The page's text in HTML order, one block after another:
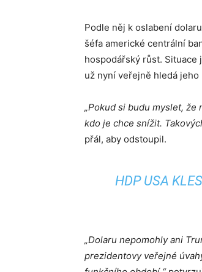
Podle něj k oslabení
šéfa americké centrální
hospodářský růst. Situace
už nyní veřejně hledá jeho
„Pokud si budu myslet, že
kdo je chce snížit.
přál, aby odstoupil.
HDP USA
„Dolaru nepomohly ani
prezidentovy veřejné